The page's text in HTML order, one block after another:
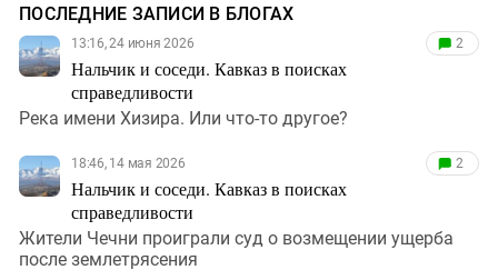
ПОСЛЕДНИЕ ЗАПИСИ В БЛОГАХ
13:16, 24 июня 2026
Нальчик и соседи. Кавказ в поисках
справедливости
2
Река имени Хизира. Или что-то другое?
18:46, 14 мая 2026
Нальчик и соседи. Кавказ в поисках
справедливости
2
Жители Чечни проиграли суд о возмещении ущерба
после землетрясения